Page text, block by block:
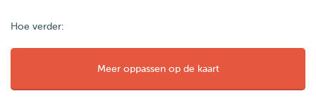
Hoe verder:
Meer oppassen op de kaart